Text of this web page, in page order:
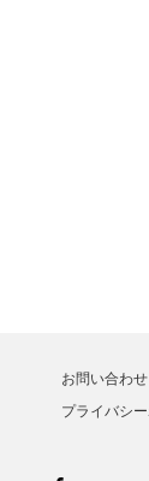
お問い合わせ
プライバシ